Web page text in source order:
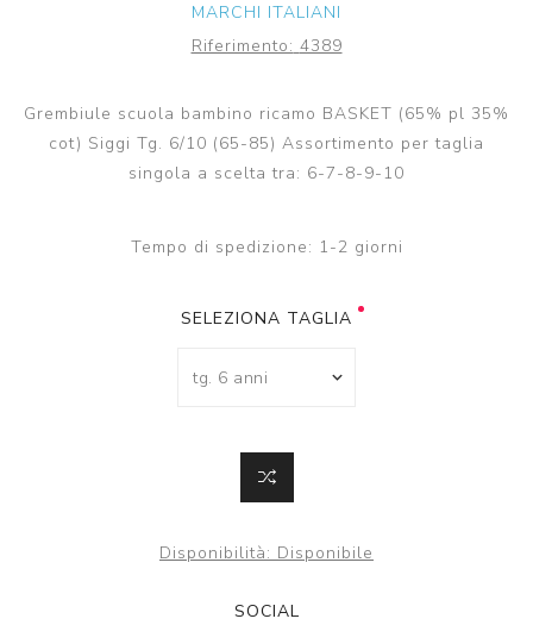
MARCHI ITALIANI
Riferimento: 4389
Grembiule scuola bambino ricamo BASKET (65% pl 35%
cot) Siggi Tg. 6/10 (65-85) Assortimento per taglia
singola a scelta tra: 6-7-8-9-10
Tempo di spedizione: 1-2 giorni
SELEZIONA TAGLIA
Disponibilità: Disponibile
SOCIAL